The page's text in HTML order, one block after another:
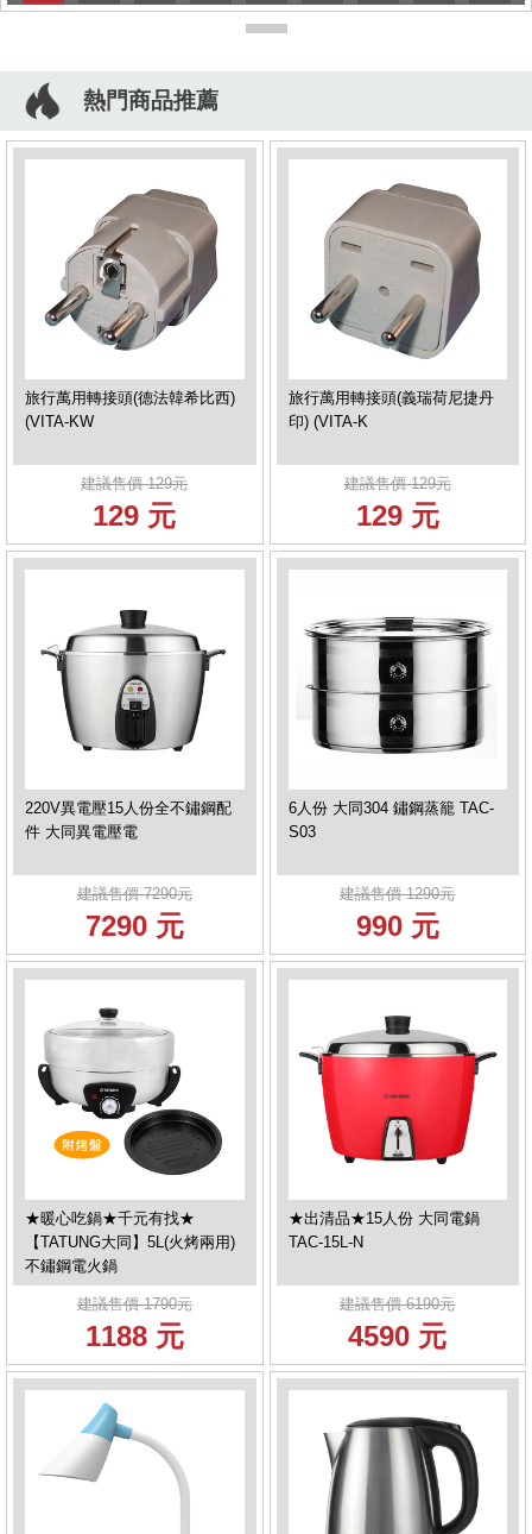
熱門商品推薦
旅行萬用轉接頭(德法韓希比西)
(VITA-KW
建議售價 129元
129 元
旅行萬用轉接頭(義瑞荷尼捷丹
印) (VITA-K
建議售價 129元
129 元
220V異電壓15人份全不鏽鋼配
件 大同異電壓電
建議售價 7290元
7290 元
6人份 大同304 鏽鋼蒸籠 TAC-
S03
建議售價 1290元
990 元
★暖心吃鍋★千元有找★
【TATUNG大同】5L(火烤兩用)
不鏽鋼電火鍋
建議售價 1790元
1188 元
★出清品★15人份 大同電鍋
TAC-15L-N
建議售價 6190元
4590 元